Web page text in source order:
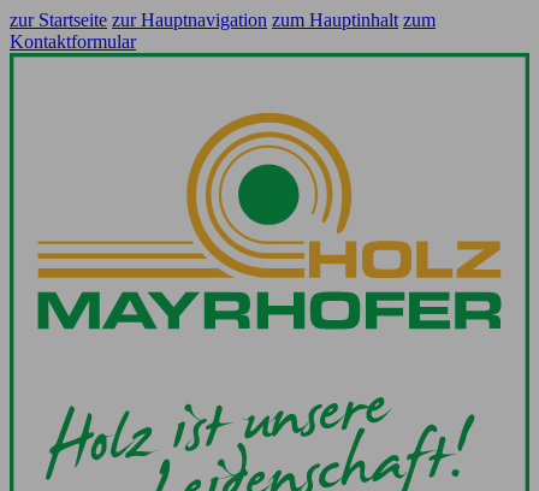
zur Startseite zur Hauptnavigation zum Hauptinhalt zum
Kontaktformular